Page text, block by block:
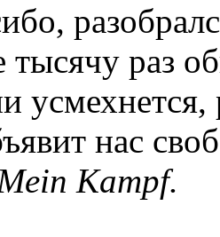
раз
нас
Kampf.